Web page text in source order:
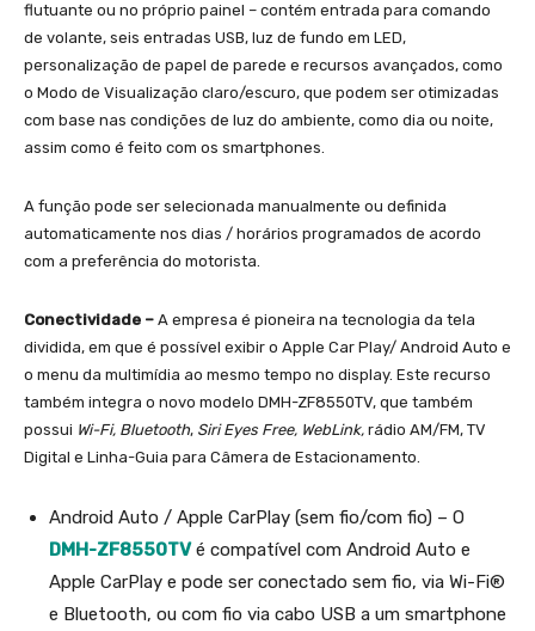
flutuante ou no próprio painel – contém entrada para comando
de volante, seis entradas USB, luz de fundo em LED,
personalização de papel de parede e recursos avançados, como
o Modo de Visualização claro/escuro, que podem ser otimizadas
com base nas condições de luz do ambiente, como dia ou noite,
assim como é feito com os smartphones.
A função pode ser selecionada manualmente ou definida
automaticamente nos dias / horários programados de acordo
com a preferência do motorista.
Conectividade – A empresa é pioneira na tecnologia da tela
dividida, em que é possível exibir o Apple Car Play/ Android Auto e
o menu da multimídia ao mesmo tempo no display. Este recurso
também integra o novo modelo DMH-ZF8550TV, que também
possui Wi-Fi, Bluetooth, Siri Eyes Free, WebLink, rádio AM/FM, TV
Digital e Linha-Guia para Câmera de Estacionamento.
Android Auto / Apple CarPlay (sem fio/com fio) – O
DMH-ZF8550TV é compatível com Android Auto e
Apple CarPlay e pode ser conectado sem fio, via Wi-Fi®
e Bluetooth, ou com fio via cabo USB a um smartphone